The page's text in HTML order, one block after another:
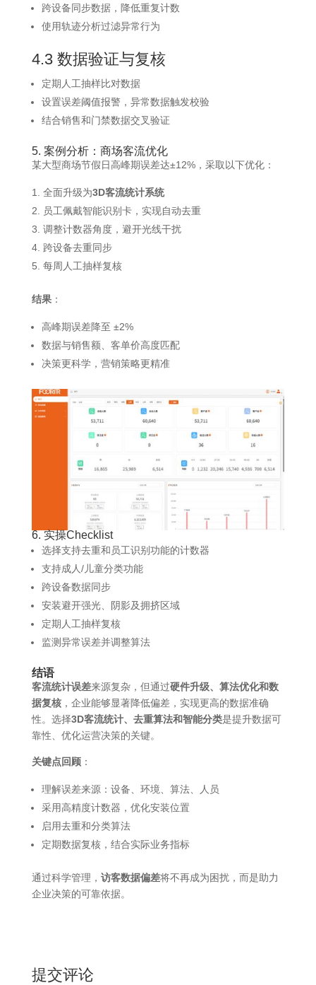
跨设备同步数据，降低重复计数
使用轨迹分析过滤异常行为
4.3 数据验证与复核
定期人工抽样比对数据
设置误差阈值报警，异常数据触发校验
结合销售和门禁数据交叉验证
5. 案例分析：商场客流优化
某大型商场节假日高峰期误差达±12%，采取以下优化：
全面升级为3D客流统计系统
员工佩戴智能识别卡，实现自动去重
调整计数器角度，避开光线干扰
跨设备去重同步
每周人工抽样复核
结果：
高峰期误差降至 ±2%
数据与销售额、客单价高度匹配
决策更科学，营销策略更精准
6. 实操Checklist
选择支持去重和员工识别功能的计数器
支持成人/儿童分类功能
跨设备数据同步
安装避开强光、阴影及拥挤区域
定期人工抽样复核
监测异常误差并调整算法
结语
客流统计误差来源复杂，但通过硬件升级、算法优化和数
据复核，企业能够显著降低偏差，实现更高的数据准确
性。选择3D客流统计、去重算法和智能分类是提升数据可
靠性、优化运营决策的关键。
关键点回顾：
理解误差来源：设备、环境、算法、人员
采用高精度计数器，优化安装位置
启用去重和分类算法
定期数据复核，结合实际业务指标
通过科学管理， 访客数据偏差将不再成为困扰，而是助力
企业决策的可靠依据。
提交评论